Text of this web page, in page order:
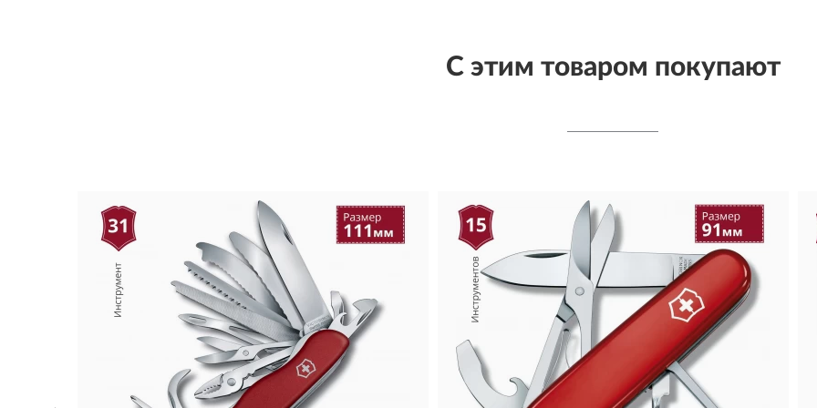
С этим товаром покупают